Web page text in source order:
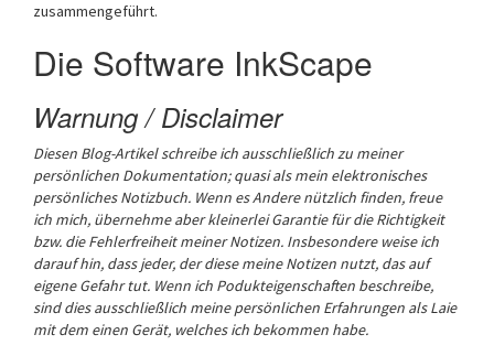
zusammengeführt.
Die Software InkScape
Warnung / Disclaimer
Diesen Blog-Artikel schreibe ich ausschließlich zu meiner
persönlichen Dokumentation; quasi als mein elektronisches
persönliches Notizbuch. Wenn es Andere nützlich finden, freue
ich mich, übernehme aber kleinerlei Garantie für die Richtigkeit
bzw. die Fehlerfreiheit meiner Notizen. Insbesondere weise ich
darauf hin, dass jeder, der diese meine Notizen nutzt, das auf
eigene Gefahr tut. Wenn ich Podukteigenschaften beschreibe,
sind dies ausschließlich meine persönlichen Erfahrungen als Laie
mit dem einen Gerät, welches ich bekommen habe.